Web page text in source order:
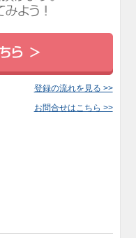
登録の流れを見る >>
お問合せはこちら >>